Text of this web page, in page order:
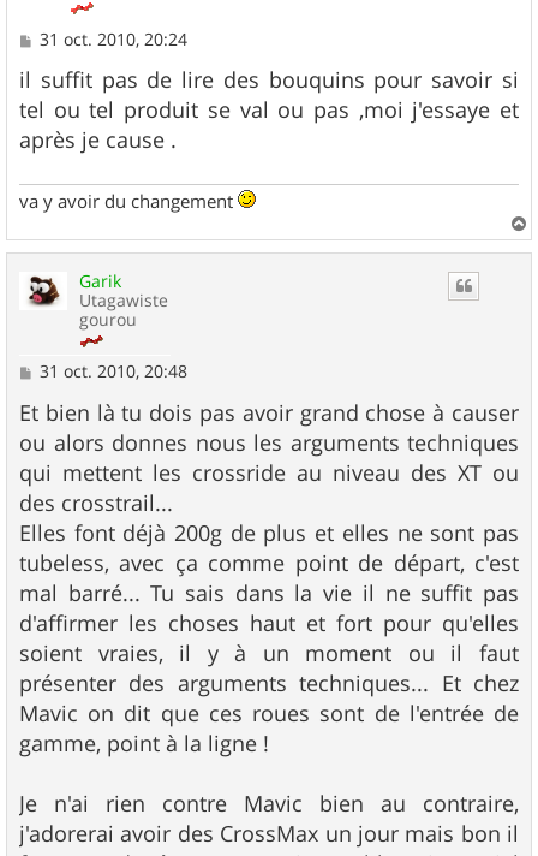
M
a
g
e
31 oct. 2010, 20:24
il suffit pas de lire des bouquins pour savoir si
tel ou tel produit se val ou pas ,moi j'essaye et
après je cause .
va y avoir du changement
a
Garik
Utagawiste
gourou
M
s
s
a
g
e
31 oct. 2010, 20:48
Et bien là tu dois pas avoir grand chose à causer
ou alors donnes nous les arguments techniques
qui mettent les crossride au niveau des XT ou
des crosstrail...
Elles font déjà 200g de plus et elles ne sont pas
tubeless, avec ça comme point de départ, c'est
mal barré... Tu sais dans la vie il ne suffit pas
d'affirmer les choses haut et fort pour qu'elles
soient vraies, il y à un moment ou il faut
présenter des arguments techniques... Et chez
Mavic on dit que ces roues sont de l'entrée de
gamme, point à la ligne !
Je n'ai rien contre Mavic bien au contraire,
j'adorerai avoir des CrossMax un jour mais bon il